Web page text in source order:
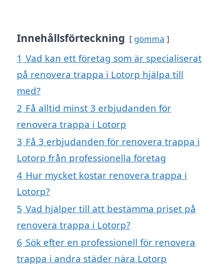
Innehållsförteckning gömma
1 Vad kan ett företag som är specialiserat
på renovera trappa i Lotorp hjälpa till
med?
2 Få alltid minst 3 erbjudanden för
renovera trappa i Lotorp
3 Få 3 erbjudanden för renovera trappa i
Lotorp från professionella företag
4 Hur mycket kostar renovera trappa i
Lotorp?
5 Vad hjälper till att bestämma priset på
renovera trappa i Lotorp?
6 Sök efter en professionell för renovera
trappa i andra städer nära Lotorp